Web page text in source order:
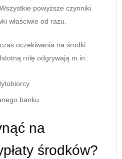
powyższe czynniki
właściwie od razu.
oczekiwania na środki
rolę odgrywają m.in.:
banku.
na
środków?